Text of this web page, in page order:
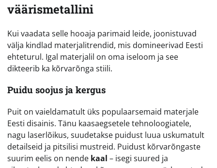
väärismetallini
Kui vaadata selle hooaja parimaid leide, joonistuvad
välja kindlad materjalitrendid, mis domineerivad Eesti
ehteturul. Igal materjalil on oma iseloom ja see
dikteerib ka kõrvarõnga stiili.
Puidu soojus ja kergus
Puit on vaieldamatult üks populaarsemaid materjale
Eesti disainis. Tänu kaasaegsetele tehnoloogiatele,
nagu laserlõikus, suudetakse puidust luua uskumatult
detailseid ja pitsilisi mustreid. Puidust kõrvarõngaste
suurim eelis on nende kaal – isegi suured ja